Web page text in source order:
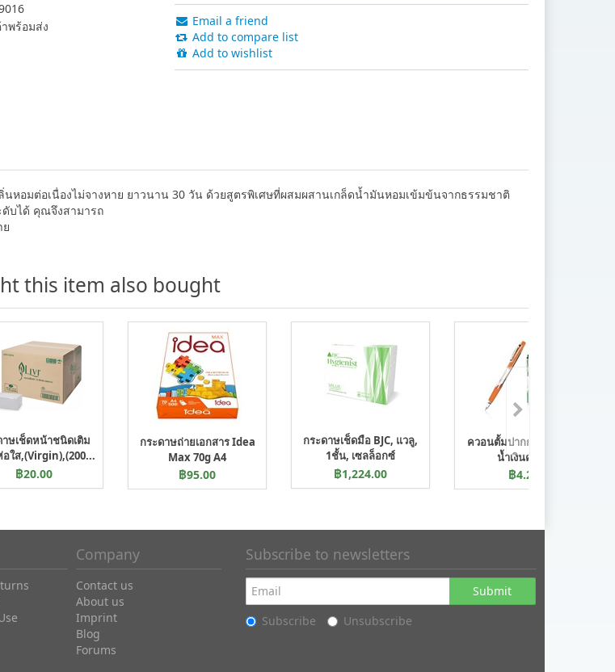
พร้อมส่ง
Email a friend
Add to compare list
Add to wishlist
หอมต่อเนื่องไม่จางหาย ยาวนาน 30 วัน ด้วยสูตรพิเศษที่ผสมผสานเกล็ดน้ำมันหอมเข้มข้นจากธรรมชาติ
บได้ คุณจึงสามารถ
this item also bought
าษเช็ดหน้าชนิดเติม
อใส,(Virgin),(200...
฿20.00
กระดาษถ่ายเอกสาร Idea
Max 70g A4
฿95.00
กระดาษเช็ดมือ BJC, แวลู,
1ชั้น, เซลล็อกซ์
฿1,224.00
ควอนตั้มปากกา 600 คลีน
น้ำเงินคละสี
฿4.25
Company
Contact us
About us
Imprint
Blog
Forums
Subscribe to newsletters
Submit
Subscribe
Unsubscribe